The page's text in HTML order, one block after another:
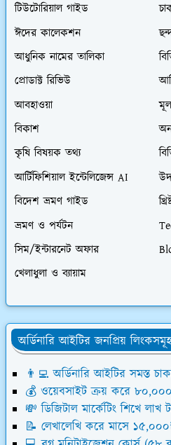
টিউটোরিয়াল গাইড
ঈদের কালেকশন
আধুনিক নামের তালিকা
প্রোডাক্ট রিভিউ
আবহাওয়া
বিকাশ
কৃষি বিষয়ক তথ্য
আর্টিফিশিয়াল ইন্টেলিজেন্স AI
বিদেশ ভ্রমণ গাইড
ভ্রমণ ও পর্যটন
সিম/ইন্টারনেট অফার
খেলাধুলা ও ব্যায়াম
অর্ডিনারি আইটির জনপ্রিয়
👨‍💻 অর্ডিনারি আইটির সমস্ত
💰 ওয়েবসাইট ক্রয় করে
💸 ডিজিটাল মার্কেটিং শিখে
📝 লেখালেখি করে মাসে